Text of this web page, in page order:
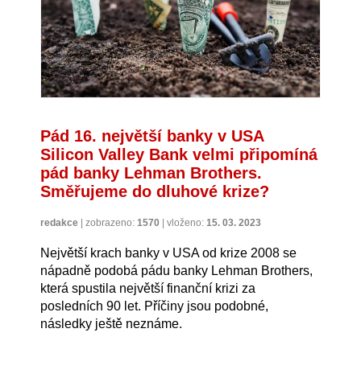
Pád 16. největší banky v USA
Silicon Valley Bank velmi připomíná
pád banky Lehman Brothers.
Směřujeme do dluhové krize?
redakce zobrazeno: 1570 vloženo: 15. 03. 2023
Největší krach banky v USA od krize 2008 se
nápadně podobá pádu banky Lehman Brothers,
která spustila největší finanční krizi za
posledních 90 let. Příčiny jsou podobné,
následky ještě neznáme.